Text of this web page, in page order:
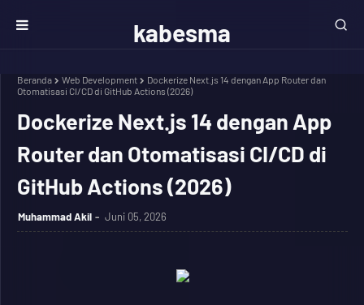
kabesma
Beranda Web Development
Dockerize Next.js 14 dengan App Router dan
Otomatisasi CI/CD di GitHub Actions (2026)
Dockerize Next.js 14 dengan App
Router dan Otomatisasi CI/CD di
GitHub Actions (2026)
Muhammad Akil Juni 05, 2026